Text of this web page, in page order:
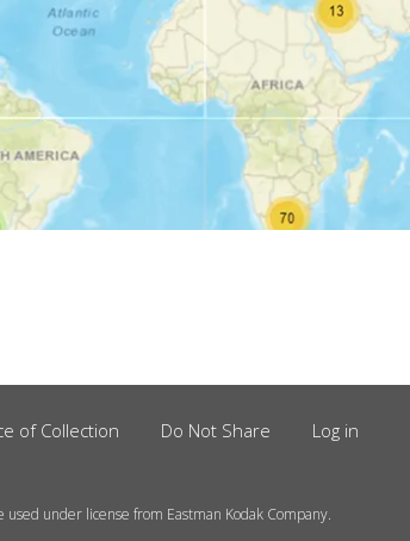
of Collection Do Not Share Log in
under license from Eastman Kodak Company.